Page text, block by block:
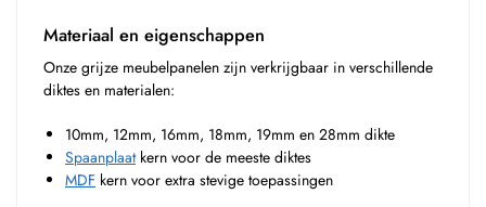
Materiaal en eigenschappen
Onze grijze meubelpanelen zijn verkrijgbaar in verschillende
diktes en materialen:
10mm, 12mm, 16mm, 18mm, 19mm en 28mm dikte
Spaanplaatkern voor de meeste diktes
MDF kern voor extra stevige toepassingen